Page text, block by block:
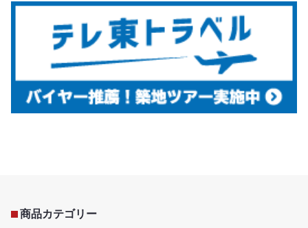
商品カテゴリー